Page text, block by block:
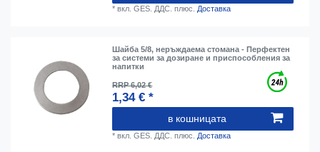
*вкл. GES. ДДС. плюс. Доставка
Шайба 5/8, неръждаема стомана - Перфектен
за системи за дозиране и приспособления за
напитки
RRP 6,02 €
1,34 € *
в кошницата
*вкл. GES. ДДС. плюс. Доставка